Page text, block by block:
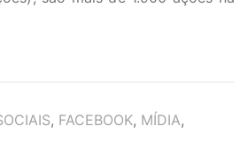
, FACEBOOK, MÍDIA,